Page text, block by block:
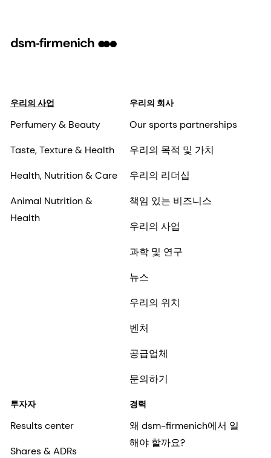
우리의 사업
Perfumery & Beauty
Taste, Texture & Health
Health, Nutrition & Care
Animal Nutrition &
Health
우리의 회사
Our sports partnerships
우리의 목적 및 가치
우리의 리더십
책임 있는 비즈니스
우리의 사업
과학 및 연구
뉴스
우리의 위치
벤처
공급업체
문의하기
투자자
Results center
Shares & ADRs
경력
왜 dsm-firmenich에서 일
해야 할까요?